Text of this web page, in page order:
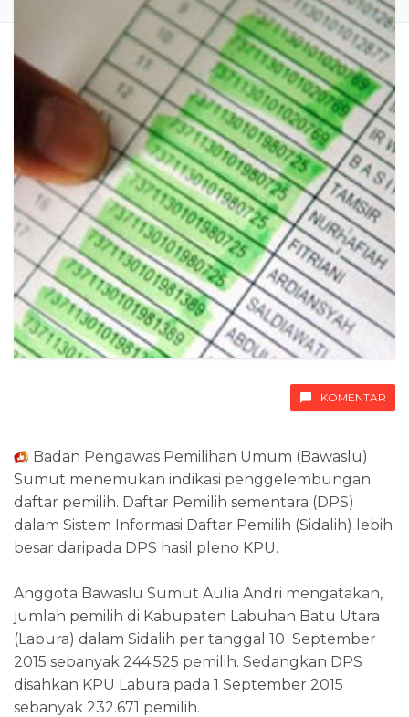
KOMENTAR
Badan Pengawas Pemilihan Umum (Bawaslu)
Sumut menemukan indikasi penggelembungan
daftar pemilih. Daftar Pemilih sementara (DPS)
dalam Sistem Informasi Daftar Pemilih (Sidalih) lebih
besar daripada DPS hasil pleno KPU.
Anggota Bawaslu Sumut Aulia Andri mengatakan,
jumlah pemilih di Kabupaten Labuhan Batu Utara
(Labura) dalam Sidalih per tanggal 10 September
2015 sebanyak 244.525 pemilih. Sedangkan DPS
disahkan KPU Labura pada 1 September 2015
sebanyak 232.671 pemilih.